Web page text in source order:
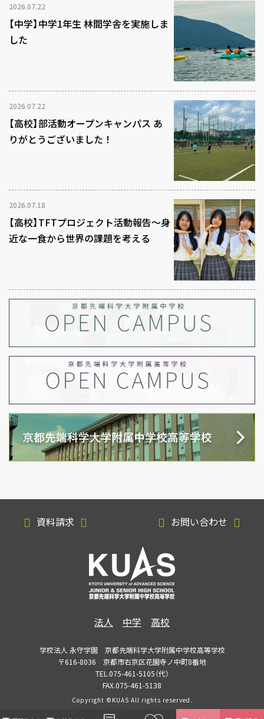
2026.07.22
【中学】中学1年生 林間学舎を実施しま
した
2026.07.22
【高校】部活動オープンキャンパス あ
りがとうございました！
2026.07.18
【高校】TFTプロジェクト活動報告～身
近な一食から世界の課題を考える
資料請求 お問い合わせ
法人 中学 高校
学校法人 永守学園 京都先端科学大学附属中学校高等学校
〒616-8036 京都市右京区花園寺ノ中町8番地
TEL.075-461-5105（代）
FAX.075-461-5138
Copyright ©KUAS All rights reserved.